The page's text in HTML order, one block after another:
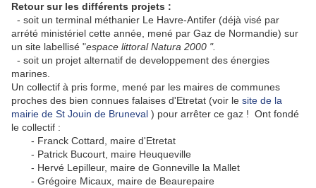
Retour sur les différents projets :
- soit un terminal méthanier Le Havre-Antifer (déjà visé par
arrété ministériel cette année, mené par Gaz de Normandie) sur
un site labellisé "espace littoral Natura 2000 ".
- soit un projet alternatif de developpement des énergies
marines.
Un collectif à pris forme, mené par les maires de communes
proches des bien connues falaises d'Etretat (voir le site de la
mairie de St Jouin de Bruneval ) pour arrêter ce gaz ! Ont fondé
le collectif :
- Franck Cottard, maire d'Etretat
- Patrick Bucourt, maire Heuqueville
- Hervé Lepilleur, maire de Gonneville la Mallet
- Grégoire Micaux, maire de Beaurepaire